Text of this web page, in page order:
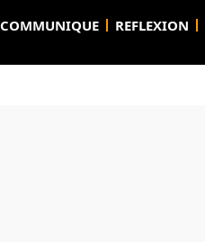
COMMUNIQUE REFLEXION